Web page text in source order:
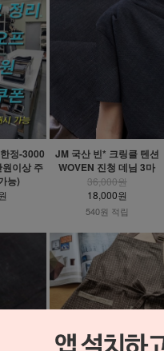
정-3000
이상 주
능)
JM 국산 빈* 크링클 텐션
WOVEN 진청 데님 3마
36,000원
18,000원
540원 적립